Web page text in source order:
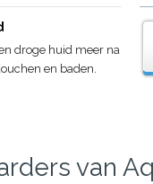
droge huid meer na
en baden.
van